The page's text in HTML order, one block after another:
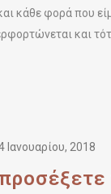
κάθε φορά που
και
Ιανουαρίου, 2018